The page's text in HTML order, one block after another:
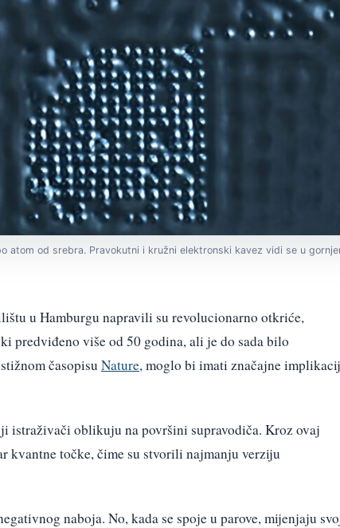
atom od srebra. Pravokutni i kružni elektronski kavez vidi se u
u Hamburgu napravili su revolucionarno otkriće,
predviđeno više od 50 godina, ali je do sada bilo
časopisu Nature, moglo bi imati značajne
istraživači oblikuju na površini supravodiča. Kroz ovaj
kvantne točke, čime su stvorili najmanju verziju
naboja. No, kada se spoje u parove, mijenjaju